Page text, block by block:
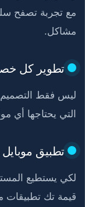
مع تجربة تصفح
مشاكل.
تطوير كل
ليس فقط التصميم
التي يحتاجها أي
تطبيق
لكي يستطيع